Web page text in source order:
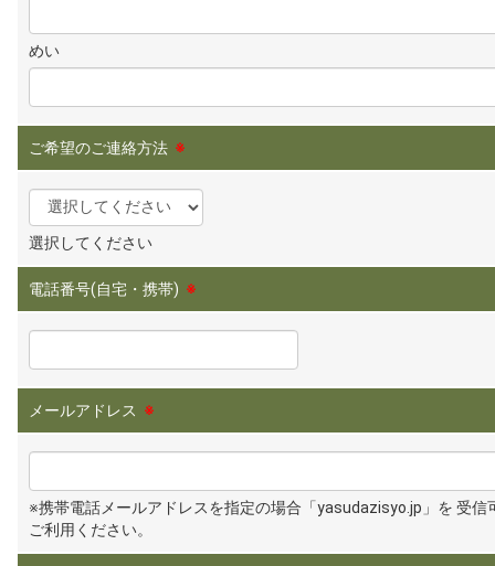
めい
ご希望のご連絡方法 ※
選択してください
電話番号(自宅・携帯) ※
メールアドレス ※
※携帯電話メールアドレスを指定の場合「yasudazisyo.jp」を 受信
ご利用ください。